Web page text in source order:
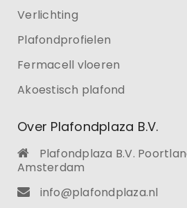
Verlichting
Plafondprofielen
Fermacell vloeren
Akoestisch plafond
Over Plafondplaza B.V.
Plafondplaza B.V.
Amsterdam
info@plafondplaza.nl